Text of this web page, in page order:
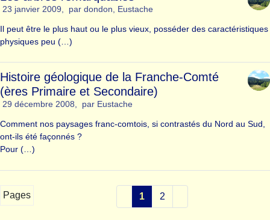
23 janvier 2009, par dondon, Eustache
Il peut être le plus haut ou le plus vieux, posséder des caractéristiques
physiques peu (…)
Histoire géologique de la Franche-Comté
(ères Primaire et Secondaire)
29 décembre 2008, par Eustache
Comment nos paysages franc-comtois, si contrastés du Nord au Sud,
ont-ils été façonnés ?
Pour (…)
Pages 1 2